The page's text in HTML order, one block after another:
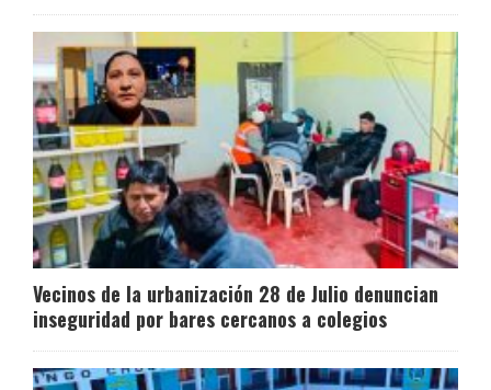
Vecinos de la urbanización 28 de Julio denuncian
inseguridad por bares cercanos a colegios